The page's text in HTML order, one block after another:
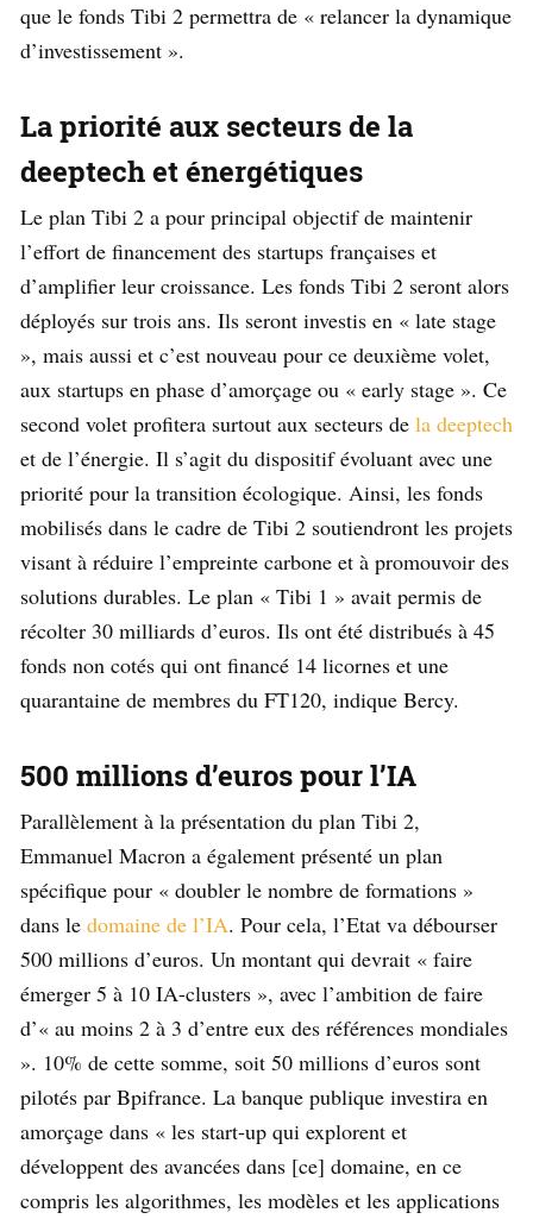
que le fonds Tibi 2 permettra de « relancer la dynamique
d’investissement ».
La priorité aux secteurs de la
deeptech et énergétiques
Le plan Tibi 2 a pour principal objectif de maintenir
l’effort de financement des startups françaises et
d’amplifier leur croissance. Les fonds Tibi 2 seront alors
déployés sur trois ans. Ils seront investis en « late stage
», mais aussi et c’est nouveau pour ce deuxième volet,
aux startups en phase d’amorçage ou « early stage ». Ce
second volet profitera surtout aux secteurs de la deeptech
et de l’énergie. Il s’agit du dispositif évoluant avec une
priorité pour la transition écologique. Ainsi, les fonds
mobilisés dans le cadre de Tibi 2 soutiendront les projets
visant à réduire l’empreinte carbone et à promouvoir des
solutions durables. Le plan « Tibi 1 » avait permis de
récolter 30 milliards d’euros. Ils ont été distribués à 45
fonds non cotés qui ont financé 14 licornes et une
quarantaine de membres du FT120, indique Bercy.
500 millions d’euros pour l’IA
Parallèlement à la présentation du plan Tibi 2,
Emmanuel Macron a également présenté un plan
spécifique pour « doubler le nombre de formations »
dans le domaine de l’IA. Pour cela, l’Etat va débourser
500 millions d’euros. Un montant qui devrait « faire
émerger 5 à 10 IA-clusters », avec l’ambition de faire
d’« au moins 2 à 3 d’entre eux des références mondiales
». 10% de cette somme, soit 50 millions d’euros sont
pilotés par Bpifrance. La banque publique investira en
amorçage dans « les start-up qui explorent et
développent des avancées dans [ce] domaine, en ce
compris les algorithmes, les modèles et les applications